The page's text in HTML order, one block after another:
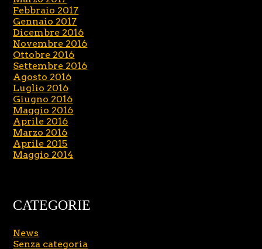
Febbraio 2017
Gennaio 2017
Dicembre 2016
Novembre 2016
Ottobre 2016
Settembre 2016
Agosto 2016
Luglio 2016
Giugno 2016
Maggio 2016
Aprile 2016
Marzo 2016
Aprile 2015
Maggio 2014
CATEGORIE
News
Senza categoria